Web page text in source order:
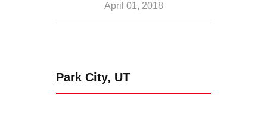
April 01, 2018
Park City, UT